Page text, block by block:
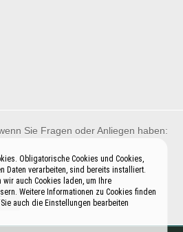
Sie Fragen oder Anliegen haben:
Obligatorische Cookies und Cookies,
Daten verarbeiten, sind bereits installiert.
auch Cookies laden, um Ihre
Weitere Informationen zu Cookies finden
Sie auch die Einstellungen bearbeiten